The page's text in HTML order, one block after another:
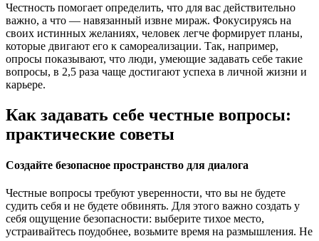
Честность помогает определить, что для вас действительно
важно, а что — навязанный извне мираж. Фокусируясь на
своих истинных желаниях, человек легче формирует планы,
которые двигают его к самореализации. Так, например,
опросы показывают, что люди, умеющие задавать себе такие
вопросы, в 2,5 раза чаще достигают успеха в личной жизни и
карьере.
Как задавать себе честные вопросы:
практические советы
Создайте безопасное пространство для диалога
Честные вопросы требуют уверенности, что вы не будете
судить себя и не будете обвинять. Для этого важно создать у
себя ощущение безопасности: выберите тихое место,
устраивайтесь поудобнее, возьмите время на размышления. Не